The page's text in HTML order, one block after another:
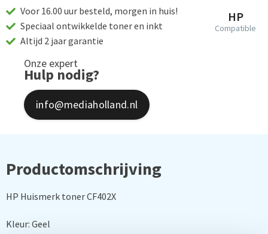
HP
Compatible
Voor 16.00 uur besteld, morgen in huis!
Speciaal ontwikkelde toner en inkt
Altijd 2 jaar garantie
Onze expert
Hulp nodig?
info@mediaholland.nl
Productomschrijving
HP Huismerk toner CF402X
Kleur: Geel